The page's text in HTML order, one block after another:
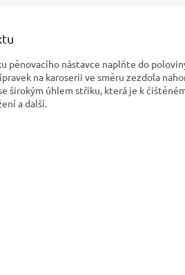
pěnovacího nástavce naplňte do
na karoserii ve směru zezdola
širokým úhlem střiku, která je k
a další.